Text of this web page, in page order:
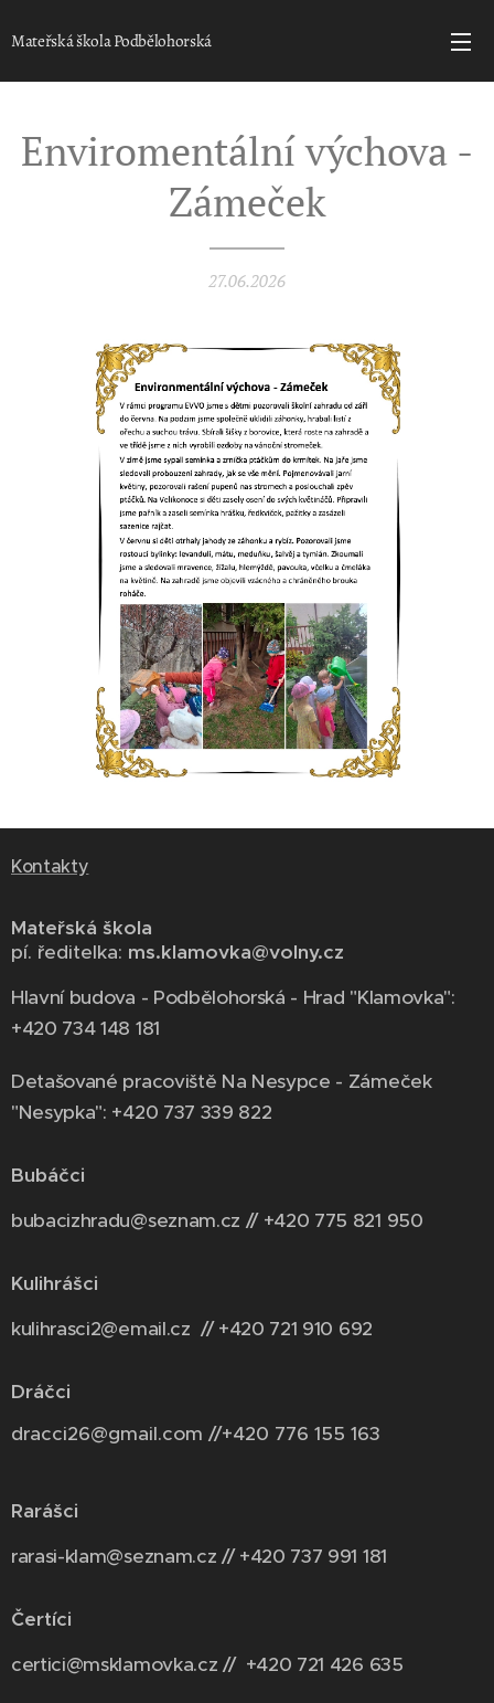
Mateřská škola Podbělohorská
Enviromentální výchova -
Zámeček
27.06.2026
Kontakty
Mateřská škola
pí. ředitelka: ms.klamovka@volny.cz
Hlavní budova - Podbělohorská - Hrad "Klamovka":
+420 734 148 181
Detašované pracoviště Na Nesypce - Zámeček
"Nesypka": +420 737 339 822
Bubáčci
bubacizhradu@seznam.cz // +420 775 821 950
Kulihrášci
kulihrasci2@email.cz // +420 721 910 692
Dráčci
dracci26@gmail.com //+420 776 155 163
Rarášci
rarasi-klam@seznam.cz // +420 737 991 181
Čertíci
certici@msklamovka.cz // +420 721 426 635